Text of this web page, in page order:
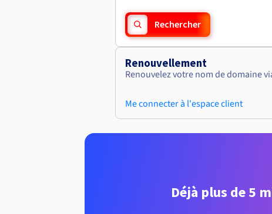
Rechercher
Renouvellement
Renouvelez votre nom de domaine
Me connecter à l'espace client
Déjà plus de 5